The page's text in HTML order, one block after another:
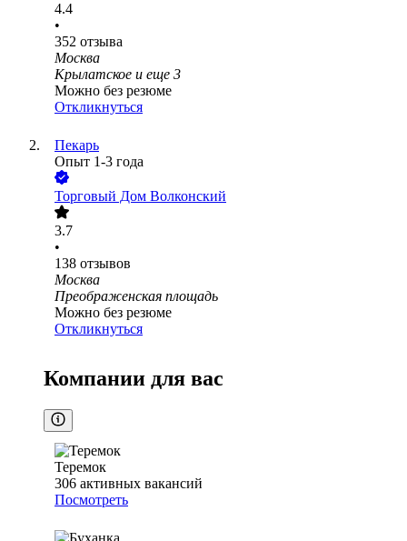
4.4
•
352 отзыва
Москва
Крылатское и еще 3
Можно без резюме
Откликнуться
Пекарь
Опыт 1-3 года
Торговый Дом Волконский
3.7
•
138 отзывов
Москва
Преображенская площадь
Можно без резюме
Откликнуться
Компании для вас
Теремок
306 активных вакансий
Посмотреть